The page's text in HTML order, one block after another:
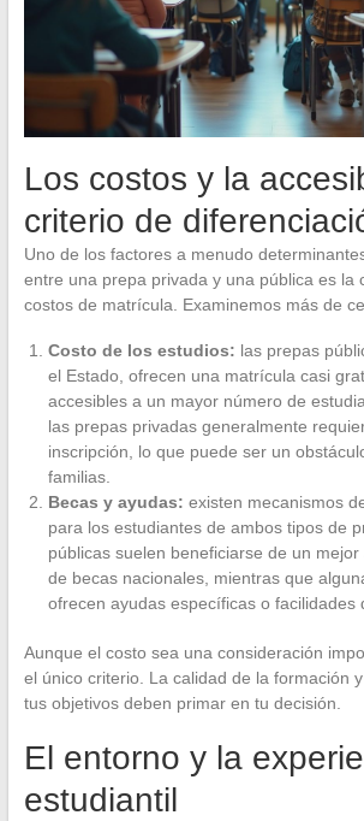
Los costos y la
criterio de
Uno de los factores a menudo
entre una prepa privada y una pública es la
costos de matrícula. Examinemos más de
Costo de los estudios: las prepas
el Estado, ofrecen una matrícula casi
accesibles a un mayor número de
las prepas privadas generalmente
inscripción, lo que puede ser un
familias.
Becas y ayudas: existen mecanismos
para los estudiantes de ambos tipos de
públicas suelen beneficiarse de un
de becas nacionales, mientras que
ofrecen ayudas específicas o facilidades
Aunque el costo sea una consideración
el único criterio. La calidad de la formación
tus objetivos deben primar en tu decisión.
El entorno y la
estudiantil